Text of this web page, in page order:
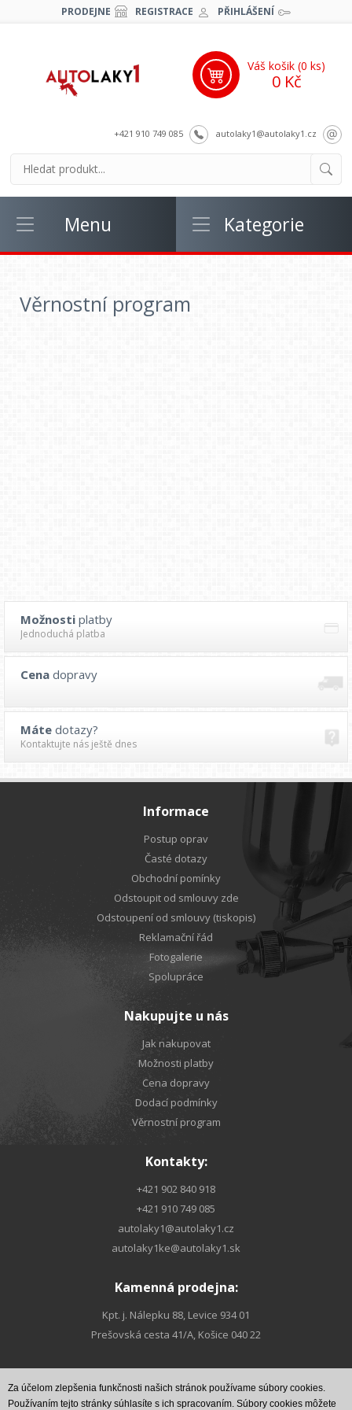
PRODEJNE REGISTRACE PŘIHLÁŠENÍ
+421 910 749 085 autolaky1@autolaky1.cz
Váš košik (0 ks)
0 Kč
Menu Kategorie
Věrnostní program
Možnosti platby
Jednoduchá platba
Cena dopravy
Máte dotazy?
Kontaktujte nás ještě dnes
Informace
Postup oprav
Časté dotazy
Obchodní pomínky
Odstoupit od smlouvy zde
Odstoupení od smlouvy (tiskopis)
Reklamační řád
Fotogalerie
Spolupráce
Nakupujte u nás
Jak nakupovat
Možnosti platby
Cena dopravy
Dodací podmínky
Věrnostní program
Kontakty:
+421 902 840 918
+421 910 749 085
autolaky1@autolaky1.cz
autolaky1ke@autolaky1.sk
Kamenná prodejna:
Kpt. j. Nálepku 88, Levice 934 01
Prešovská cesta 41/A, Košice 040 22
Najdete nás na
FACEBOOKu
Najdete nás na
INSTAGRAMe
Za účelom zlepšenia funkčnosti našich stránok používame súbory cookies.
Používaním tejto stránky súhlasíte s ich spracovaním. Súbory cookies môžete